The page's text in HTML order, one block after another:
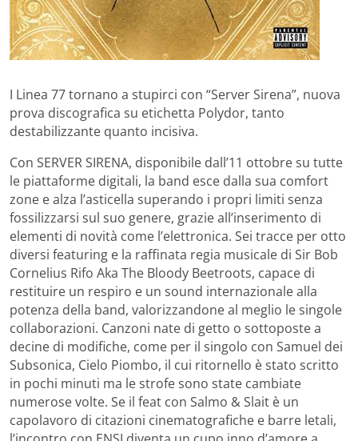
I Linea 77 tornano a stupirci con “Server Sirena”, nuova
prova discografica su etichetta Polydor, tanto
destabilizzante quanto incisiva.
Con SERVER SIRENA, disponibile dall’11 ottobre su tutte
le piattaforme digitali, la band esce dalla sua comfort
zone e alza l’asticella superando i propri limiti senza
fossilizzarsi sul suo genere, grazie all’inserimento di
elementi di novità come l’elettronica. Sei tracce per otto
diversi featuring e la raffinata regia musicale di Sir Bob
Cornelius Rifo Aka The Bloody Beetroots, capace di
restituire un respiro e un sound internazionale alla
potenza della band, valorizzandone al meglio le singole
collaborazioni. Canzoni nate di getto o sottoposte a
decine di modifiche, come per il singolo con Samuel dei
Subsonica, Cielo Piombo, il cui ritornello è stato scritto
in pochi minuti ma le strofe sono state cambiate
numerose volte. Se il feat con Salmo & Slait è un
capolavoro di citazioni cinematografiche e barre letali,